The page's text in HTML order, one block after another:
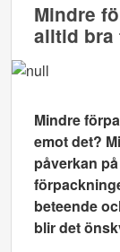
Mindre
alltid bra
Mindre
emot det?
påverkan
beteende
blir det